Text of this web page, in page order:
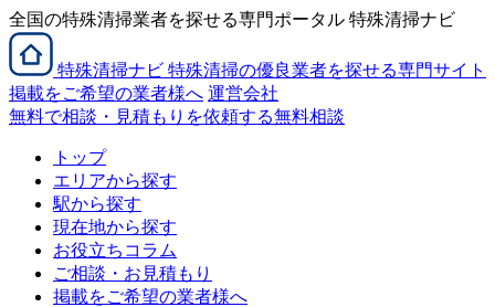
全国の特殊清掃業者を探せる専門ポータル 特殊清掃ナビ
特殊清掃ナビ 特殊清掃の優良業者を探せる専門サイト
掲載をご希望の業者様へ 運営会社
無料で相談・見積もりを依頼する無料相談
トップ
エリアから探す
駅から探す
現在地から探す
お役立ちコラム
ご相談・お見積もり
掲載をご希望の業者様へ